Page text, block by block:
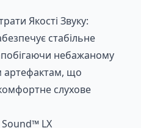
Якості Звуку:
стабільне
небажаному
артефактам, що
слухове
LX